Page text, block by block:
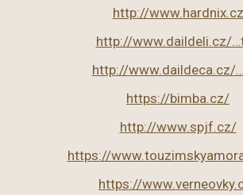
http://www.hardnix.cz
http://www.daildeli.cz/
http://www.daildeca.cz/
https://bimba.cz/
http://www.spjf.cz/
https://
https://